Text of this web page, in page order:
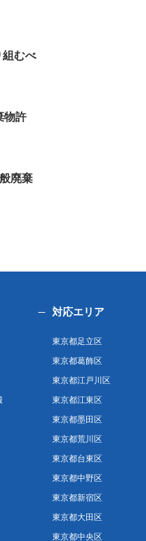
組むべ
物許
廃棄
対応エリア
東京都足立区
東京都葛飾区
東京都江戸川区
東京都江東区
東京都墨田区
東京都荒川区
東京都台東区
東京都中野区
東京都新宿区
東京都大田区
東京都中央区